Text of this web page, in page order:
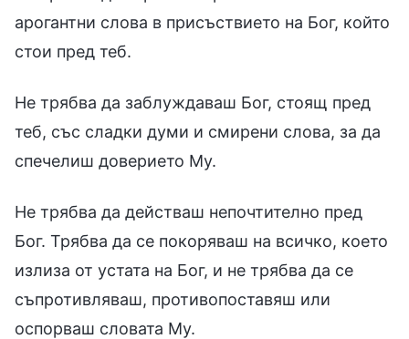
арогантни слова в присъствието на Бог, който
стои пред теб.
Не трябва да заблуждаваш Бог, стоящ пред
теб, със сладки думи и смирени слова, за да
спечелиш доверието Му.
Не трябва да действаш непочтително пред
Бог. Трябва да се покоряваш на всичко, което
излиза от устата на Бог, и не трябва да се
съпротивляваш, противопоставяш или
оспорваш словата Му.